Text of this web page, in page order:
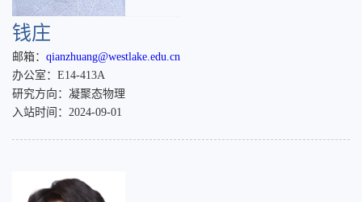
钱庄
邮箱： qianzhuang@westlake.edu.cn
办公室：E14-413A
研究方向：凝聚态物理
入站时间：2024-09-01